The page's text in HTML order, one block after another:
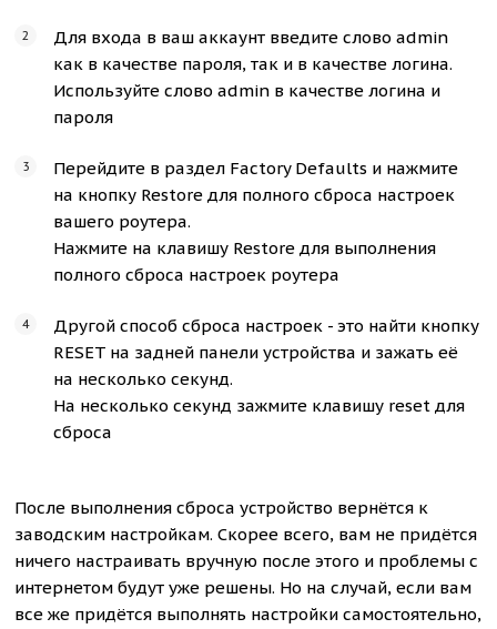
Для входа в ваш аккаунт введите слово admin
как в качестве пароля, так и в качестве логина.
Используйте слово admin в качестве логина и
пароля
Перейдите в раздел Factory Defaults и нажмите
на кнопку Restore для полного сброса настроек
вашего роутера.
Нажмите на клавишу Restore для выполнения
полного сброса настроек роутера
Другой способ сброса настроек - это найти кнопку
RESET на задней панели устройства и зажать её
на несколько секунд.
На несколько секунд зажмите клавишу reset для
сброса
После выполнения сброса устройство вернётся к
заводским настройкам. Скорее всего, вам не придётся
ничего настраивать вручную после этого и проблемы с
интернетом будут уже решены. Но на случай, если вам
все же придётся выполнять настройки самостоятельно,